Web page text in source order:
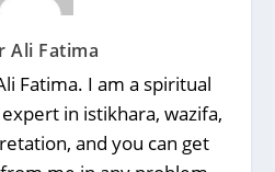
Ali Fatima
Fatima. I am a spiritual
in istikhara, wazifa,
and you can get